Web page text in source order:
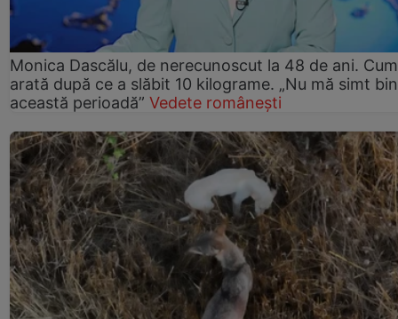
Monica Dascălu, de nerecunoscut la 48 de ani. Cum
arată după ce a slăbit 10 kilograme. „Nu mă simt
această perioadă” Vedete românești